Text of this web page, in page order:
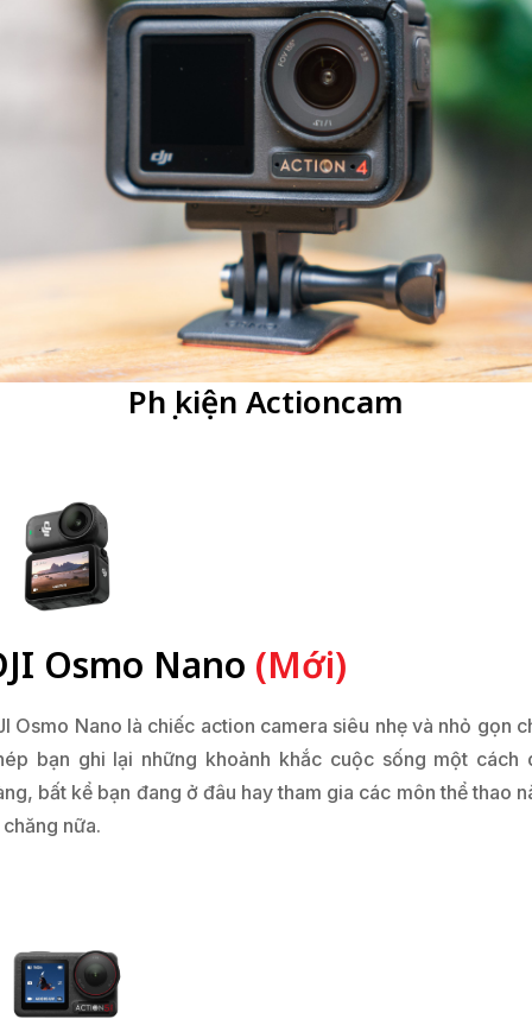
Phụ kiện Actioncam
Osmo Nano (Mới)
Osmo Nano là chiếc action camera siêu nhẹ và nhỏ gọn
bạn ghi lại những khoảnh khắc cuộc sống một cách
bất kể bạn đang ở đâu hay tham gia các môn thể thao
nữa.